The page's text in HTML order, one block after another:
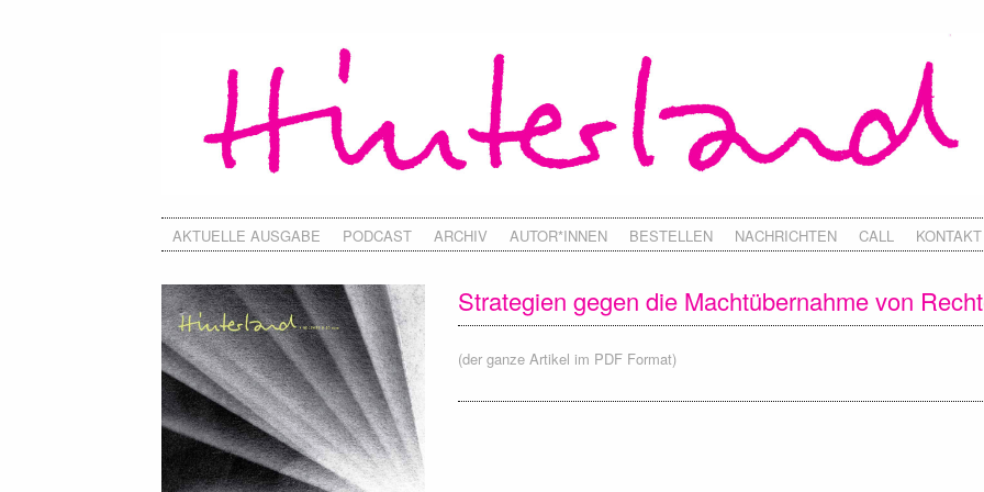
AKTUELLE AUSGABE PODCAST ARCHIV AUTOR*INNEN BESTELLEN NACHRICHTEN CALL KONTAKT
Strategien gegen die Machtübernahme von
(der ganze Artikel im PDF Format)